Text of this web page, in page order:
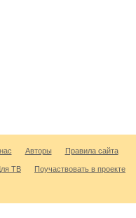
Авторы Правила сайта
ТВ Поучаствовать в проекте